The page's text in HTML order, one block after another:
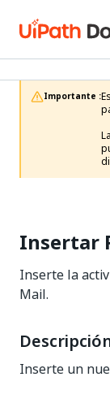
Importante :
Insertar
Inserte la
Mail.
Inserte un